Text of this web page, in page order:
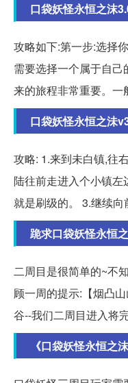
口袋妖怪永恒之沫
攻略如下:第一步:选择
需要选择一个属于自己
来的旅程非常重要。一
口袋妖怪永恒之沬
攻略: 1.来到未白镇,往
陆往前走进入个小镇
就是刷级的。 3.继续
跪求口袋妖怪永恒
二周目是很简单的~不
顾一周的提示:【烟凸
谷--我们二周目进入将
《口袋妖怪永恒之